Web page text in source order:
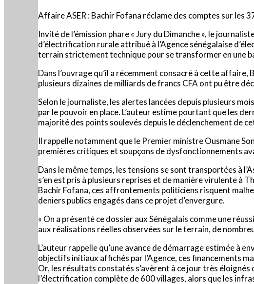
Affaire ASER : Bachir Fofana réclame des comptes sur les
Invité de l’émission phare « Jury du Dimanche », le
d’électrification rurale attribué à l’Agence sénégalaise
terrain strictement technique pour se transformer en une
Dans l’ouvrage qu’il a récemment consacré à cette
plusieurs dizaines de milliards de francs CFA ont pu être
Selon le journaliste, les alertes lancées depuis plusieurs
par le pouvoir en place. L’auteur estime pourtant que les
majorité des points soulevés depuis le déclenchement de
Il rappelle notamment que le Premier ministre Ousmane
premières critiques et soupçons de dysfonctionnements
Dans le même temps, les tensions se sont transportées à
s’en est pris à plusieurs reprises et de manière virulente à
Bachir Fofana, ces affrontements politiciens risquent
deniers publics engagés dans ce projet d’envergure.
« On a présenté ce dossier aux Sénégalais comme une
aux réalisations réelles observées sur le terrain, de
L’auteur rappelle qu’une avance de démarrage estimée à
objectifs initiaux affichés par l’Agence, ces financements
Or, les résultats constatés s’avèrent à ce jour très
l’électrification complète de 600 villages, alors que les